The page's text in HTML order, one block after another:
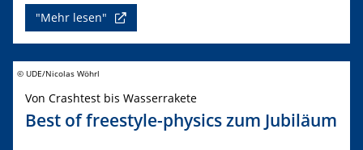
"Mehr lesen"
© UDE/Nicolas Wöhrl
Von Crashtest bis Wasserrakete
Best of freestyle-physics zum Jubiläum